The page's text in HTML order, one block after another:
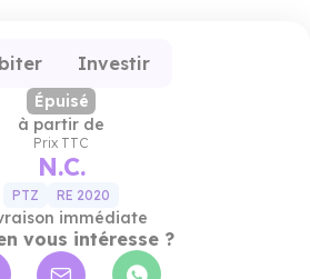
Investir
Épuisé
à partir de
Prix TTC
N.C.
PTZ RE 2020
immédiate
vous intéresse ?